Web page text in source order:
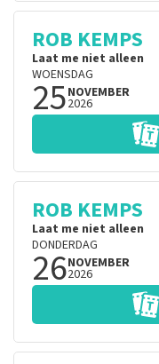
ROB KEMPS
Laat me niet alleen
WOENSDAG
25NOVEMBER
2026
ROB KEMPS
Laat me niet alleen
DONDERDAG
26NOVEMBER
2026